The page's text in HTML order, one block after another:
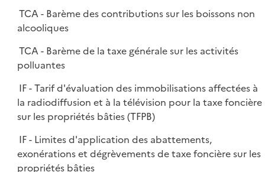
TCA - Barème des contributions sur les boissons non
alcooliques
TCA - Barème de la taxe générale sur les activités
polluantes
IF - Tarif d'évaluation des immobilisations affectées à
la radiodiffusion et à la télévision pour la taxe foncière
sur les propriétés bâties (TFPB)
IF - Limites d'application des abattements,
exonérations et dégrèvements de taxe foncière sur les
propriétés bâties